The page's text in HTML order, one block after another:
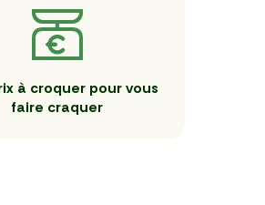
à croquer pour vous
faire craquer